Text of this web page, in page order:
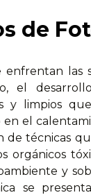
de
las
el
y limpios
el
técnicas
orgánicos
y
se